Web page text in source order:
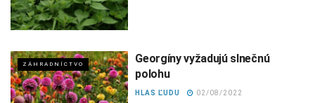
ZÁHRADNÍCTVO
Georgíny vyžadujú slnečnú
polohu
HLAS ĽUDU 02/08/2022